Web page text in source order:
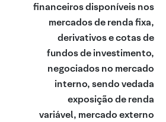
financeiros disponíveis nos
mercados de renda fixa,
derivativos e cotas de
fundos de investimento,
negociados no mercado
interno, sendo vedada
exposição de renda
variável, mercado externo